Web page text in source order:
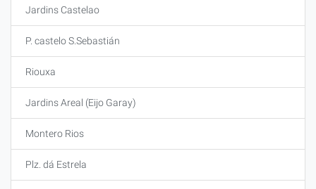
Jardins Castelao
P. castelo S.Sebastián
Riouxa
Jardins Areal (Eijo Garay)
Montero Rios
Plz. dá Estrela